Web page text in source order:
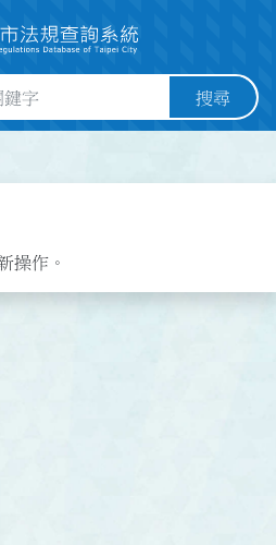
搜尋
操作。